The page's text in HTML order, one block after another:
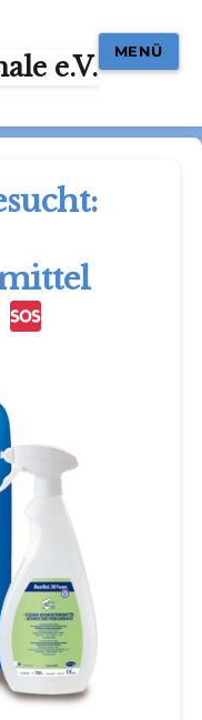
e.V.
MENÜ